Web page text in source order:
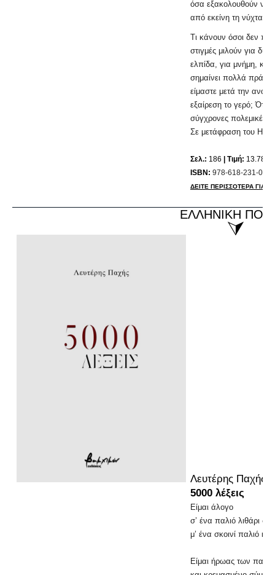
όσα εξακολουθούν να
από εκείνη τη νύχτα,
Τι κάνουν όσοι δεν
στιγμές μιλούν για
ελπίδα, για μνήμη,
σημαίνει πολλά
είμαστε μετά την
εξαίρεση το γερό;
σύγχρονες πολεμικές
Σε μετάφραση του
Σελ.: 186 | Τιμή: 13.78
ISBN: 978-618-231-
ΔΕΙΤΕ ΠΕΡΙΣΣΟΤΕΡΑ ΓΙΑ
ΕΛΛΗΝΙΚΗ
⮛
Λευτέρης Παχής
5000 λέξεις
Είμαι άλογο
σ’ ένα παλιό λιθάρι
μ’ ένα σκοινί παλιό
Είμαι ήρωας των